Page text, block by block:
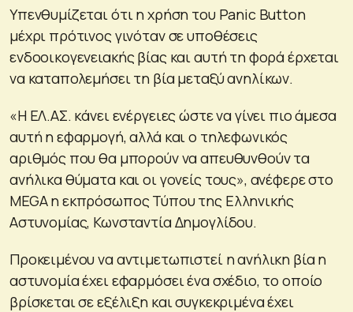
Υπενθυμίζεται ότι η χρήση του Panic Button
μέχρι πρότινος γινόταν σε υποθέσεις
ενδοοικογενειακής βίας και αυτή τη φορά έρχεται
να καταπολεμήσει τη βία μεταξύ ανηλίκων.
«Η ΕΛ.ΑΣ. κάνει ενέργειες ώστε να γίνει πιο άμεσα
αυτή η εφαρμογή, αλλά και ο τηλεφωνικός
αριθμός που θα μπορούν να απευθυνθούν τα
ανήλικα θύματα και οι γονείς τους», ανέφερε στο
MEGA η εκπρόσωπος Τύπου της Ελληνικής
Αστυνομίας, Κωνσταντία Δημογλίδου.
Προκειμένου να αντιμετωπιστεί η ανήλικη βία η
αστυνομία έχει εφαρμόσει ένα σχέδιο, το οποίο
βρίσκεται σε εξέλιξη και συγκεκριμένα έχει